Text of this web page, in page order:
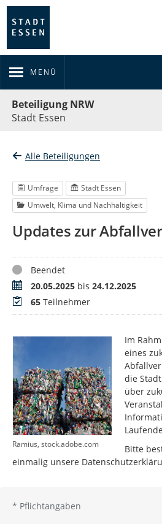
MENÜ
Beteiligung NRW
Stadt Essen
Alle Beteiligungen
Umfrage
Stadt Essen
Umwelt, Klima und Nachhaltigkeit
Updates zur
StatusBeendet
Zeitraum20.05.2025 bis 24.12.2025
Teilnehmer
65 Teilnehmer
Ramius, stock.adobe.com
Im
eines
die
über
Bitte
einmalig unsere
* Pflichtangaben